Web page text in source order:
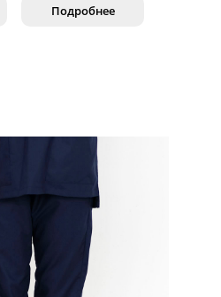
Подробнее